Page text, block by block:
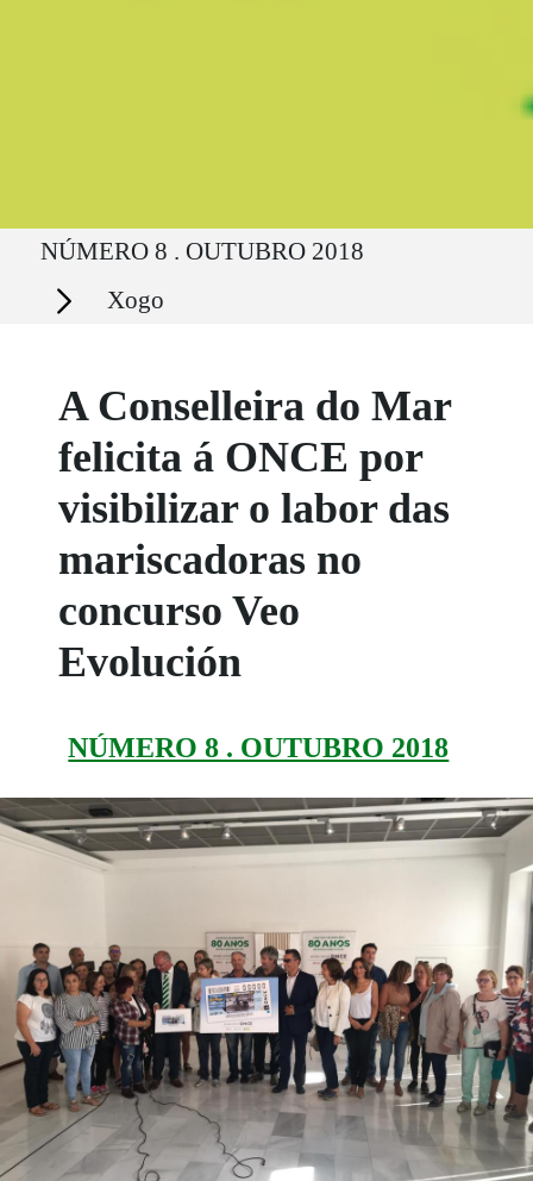
Ruta del sitio
NÚMERO 8 . OUTUBRO 2018
Secciones Xogo
A Conselleira do Mar
felicita á ONCE por
visibilizar o labor das
mariscadoras no
concurso Veo
Evolución
NÚMERO 8 . OUTUBRO 2018